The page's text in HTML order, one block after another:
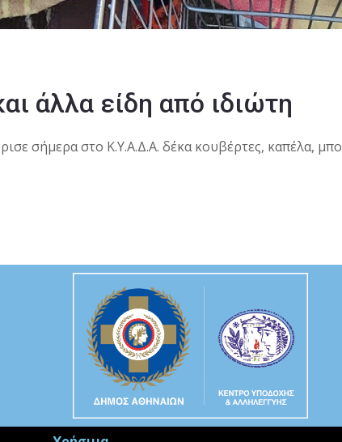
άλλα είδη από ιδιώτη
σήμερα στο Κ.Υ.Α.Δ.Α. δέκα κουβέρτες, καπέλα,